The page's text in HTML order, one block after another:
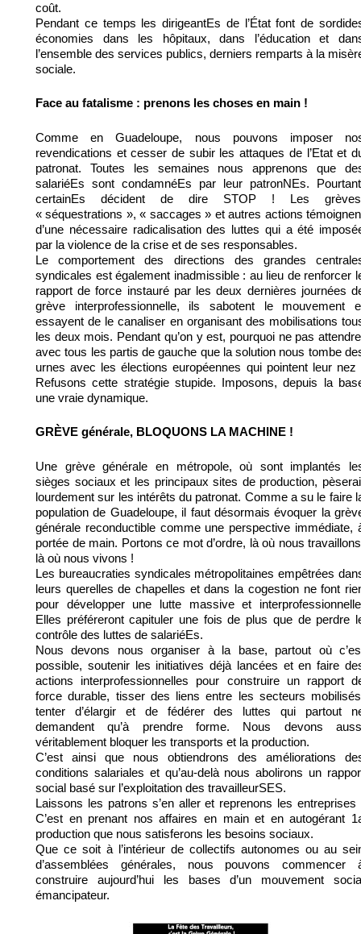
coût.
Pendant ce temps les dirigeantEs de l’État font de
économies dans les hôpitaux, dans l’éducation et
l’ensemble des services publics, derniers remparts à la
sociale.
Face au fatalisme : prenons les choses en main !
Comme en Guadeloupe, nous pouvons imposer
revendications et cesser de subir les attaques de l’Etat et
patronat. Toutes les semaines nous apprenons que
salariéEs sont condamnéEs par leur patronNEs.
certainEs décident de dire STOP ! Les
« séquestrations », « saccages » et autres actions
d’une nécessaire radicalisation des luttes qui a été
par la violence de la crise et de ses responsables.
Le comportement des directions des grandes
syndicales est également inadmissible : au lieu de renforcer
rapport de force instauré par les deux dernières journées
grève interprofessionnelle, ils sabotent le mouvement
essayent de le canaliser en organisant des mobilisations
les deux mois. Pendant qu’on y est, pourquoi ne pas
avec tous les partis de gauche que la solution nous tombe
urnes avec les élections européennes qui pointent leur nez
Refusons cette stratégie stupide. Imposons, depuis la
une vraie dynamique.
GRÈVE générale, BLOQUONS LA MACHINE !
Une grève générale en métropole, où sont implantés
sièges sociaux et les principaux sites de production,
lourdement sur les intérêts du patronat. Comme a su le faire
population de Guadeloupe, il faut désormais évoquer la
générale reconductible comme une perspective immédiate,
portée de main. Portons ce mot d’ordre, là où nous
là où nous vivons !
Les bureaucraties syndicales métropolitaines empêtrées
leurs querelles de chapelles et dans la cogestion ne font
pour développer une lutte massive et
Elles préféreront capituler une fois de plus que de perdre
contrôle des luttes de salariéEs.
Nous devons nous organiser à la base, partout où
possible, soutenir les initiatives déjà lancées et en faire
actions interprofessionnelles pour construire un rapport
force durable, tisser des liens entre les secteurs
tenter d’élargir et de fédérer des luttes qui partout
demandent qu’à prendre forme. Nous devons
véritablement bloquer les transports et la production.
C’est ainsi que nous obtiendrons des améliorations
conditions salariales et qu’au-delà nous abolirons un
social basé sur l’exploitation des travailleurSES.
Laissons les patrons s’en aller et reprenons les entreprises
C’est en prenant nos affaires en main et en autogérant
production que nous satisferons les besoins sociaux.
Que ce soit à l’intérieur de collectifs autonomes ou au
d’assemblées générales, nous pouvons commencer
construire aujourd’hui les bases d’un mouvement
émancipateur.